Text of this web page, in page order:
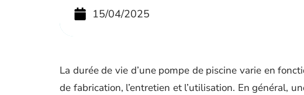
15/04/2025
La durée de vie d’une pompe de piscine varie en
de fabrication, l’entretien et l’utilisation. En général,